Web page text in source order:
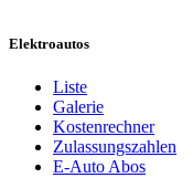
Elektroautos
Liste
Galerie
Kostenrechner
Zulassungszahlen
E-Auto Abos